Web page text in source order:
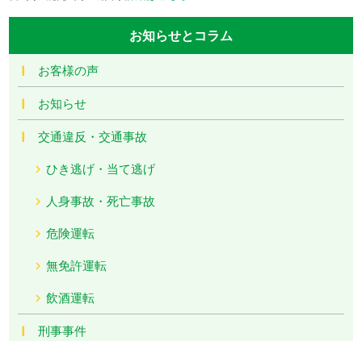
お知らせとコラム
お客様の声
お知らせ
交通違反・交通事故
ひき逃げ・当て逃げ
人身事故・死亡事故
危険運転
無免許運転
飲酒運転
刑事事件